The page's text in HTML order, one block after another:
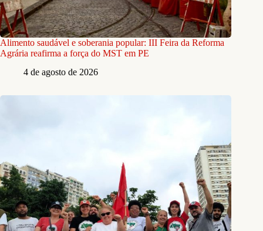
Alimento saudável e soberania popular: III Feira da Reforma
Agrária reafirma a força do MST em PE
4 de agosto de 2026